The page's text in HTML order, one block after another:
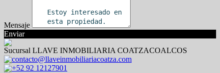
Mensaje
Enviar
Sucursal LLAVE INMOBILIARIA COATZACOALCOS
contacto@llaveinmobiliariacoatza.com
+52 92 12127901